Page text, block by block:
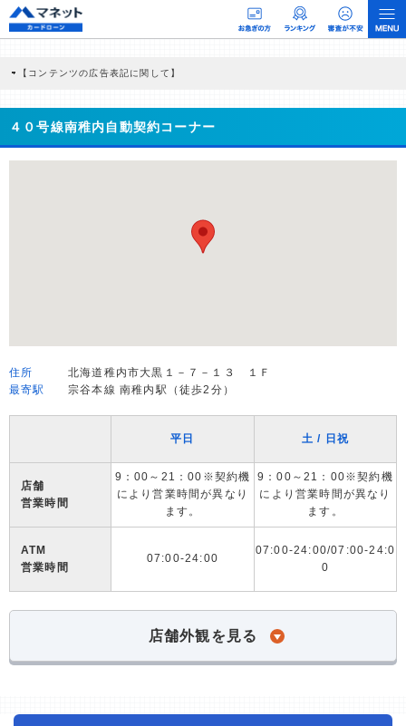
【コンテンツの広告表記に関して】
商品を根拠なくPRするものではなく、当編集部の調査／ユーザーへの口コミ収集な
どに基づき、公平性を担保した情報提供を行っています。
>提携企業一覧
４０号線南稚内自動契約コーナー
住所
北海道稚内市大黒１－７－１３ １Ｆ
最寄駅
宗谷本線 南稚内駅（徒歩2分）
平日 土 / 日祝
店舗
営業時間
9：00～21：00※契約機
により営業時間が異なり
ます。
9：00～21：00※契約機
により営業時間が異なり
ます。
ATM
営業時間
07:00-24:00
07:00-24:00/07:00-24:0
0
店舗外観を見る